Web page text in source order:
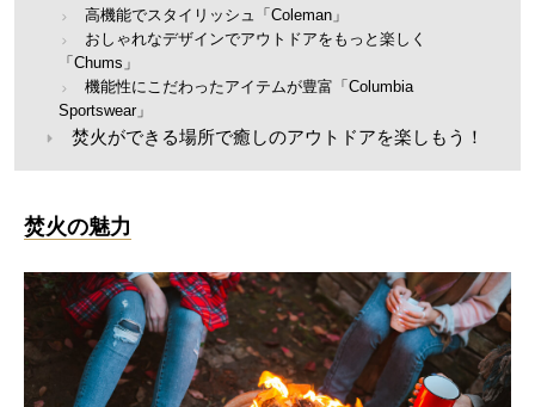
高機能でスタイリッシュ「Coleman」
おしゃれなデザインでアウトドアをもっと楽しく
「Chums」
機能性にこだわったアイテムが豊富「Columbia
Sportswear」
焚火ができる場所で癒しのアウトドアを楽しもう！
焚火の魅力